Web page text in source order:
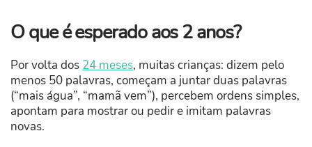
O que é esperado aos 2 anos?
Por volta dos 24 meses, muitas crianças: dizem pelo
menos 50 palavras, começam a juntar duas palavras
(“mais água”, “mamã vem”), percebem ordens simples,
apontam para mostrar ou pedir e imitam palavras
novas.